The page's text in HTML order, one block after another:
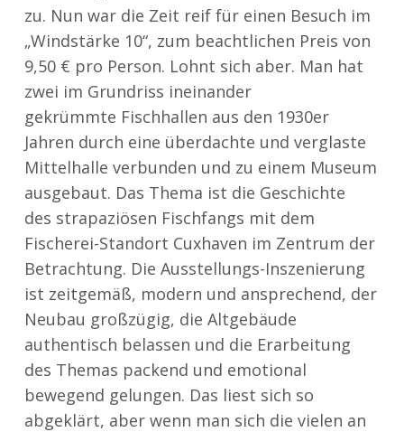
zu. Nun war die Zeit reif für einen Besuch im
„Windstärke 10“, zum beachtlichen Preis von
9,50 € pro Person. Lohnt sich aber. Man hat
zwei im Grundriss ineinander
gekrümmte Fischhallen aus den 1930er
Jahren durch eine überdachte und verglaste
Mittelhalle verbunden und zu einem Museum
ausgebaut. Das Thema ist die Geschichte
des strapaziösen Fischfangs mit dem
Fischerei-Standort Cuxhaven im Zentrum der
Betrachtung. Die Ausstellungs-Inszenierung
ist zeitgemäß, modern und ansprechend, der
Neubau großzügig, die Altgebäude
authentisch belassen und die Erarbeitung
des Themas packend und emotional
bewegend gelungen. Das liest sich so
abgeklärt, aber wenn man sich die vielen an